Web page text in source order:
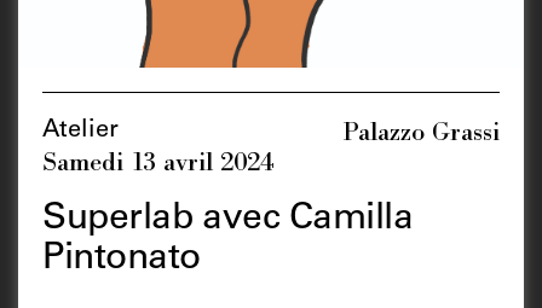
Atelier
Samedi 13 avril 2024
Palazzo Grassi
Superlab avec Camilla
Pintonato